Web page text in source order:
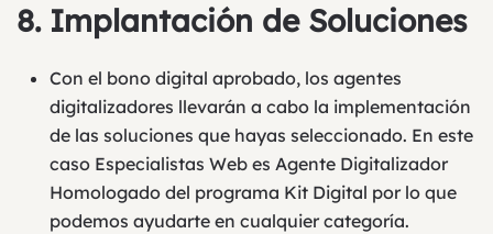
8. Implantación de Soluciones
Con el bono digital aprobado, los agentes
digitalizadores llevarán a cabo la implementación
de las soluciones que hayas seleccionado. En este
caso Especialistas Web es Agente Digitalizador
Homologado del programa Kit Digital por lo que
podemos ayudarte en cualquier categoría.